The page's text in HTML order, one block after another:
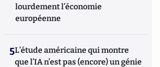
lourdement l’économie
européenne
5L’étude américaine qui montre
que l’IA n’est pas (encore) un génie